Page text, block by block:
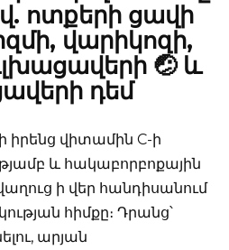
ոտքերի ցավի
վարիկոզի,
🤕 և
դեմ
իրենց վիտամին C-ի
և հակաբորբոքային
ի վեր հանդիսանում
հիմքը։ Դրանց՝
արյան